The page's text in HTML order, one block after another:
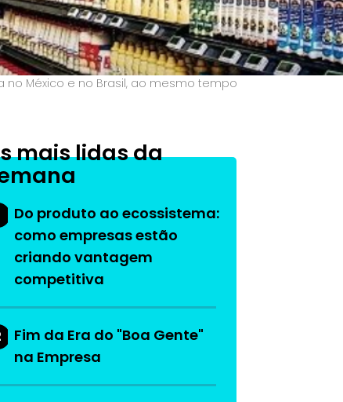
México e no Brasil, ao mesmo tempo
mais lidas da
Do produto ao ecossistema:
como empresas estão
criando vantagem
competitiva
Fim da Era do "Boa Gente"
na Empresa